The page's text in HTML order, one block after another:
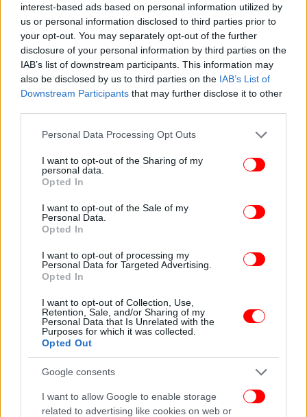
interest-based ads based on personal information utilized by
us or personal information disclosed to third parties prior to
your opt-out. You may separately opt-out of the further
disclosure of your personal information by third parties on the
IAB’s list of downstream participants. This information may
also be disclosed by us to third parties on the IAB’s List of
Downstream Participants that may further disclose it to other
Please note that this website/app uses one or more Google
not limited to your visit or usage behaviour. You may click to
grant or deny consent to Google and its third-party tags to
use your data for below specified purposes in below Google
consent section.
Personal Data Processing Opt Outs
I want to opt-out of the Sharing of my
personal data.
Opted In
I want to opt-out of the Sale of my
Personal Data.
Opted In
I want to opt-out of processing my
Personal Data for Targeted Advertising.
Opted In
I want to opt-out of Collection, Use,
Retention, Sale, and/or Sharing of my
Personal Data that Is Unrelated with the
Purposes for which it was collected.
Opted Out
Google consents
I want to allow Google to enable storage
related to advertising like cookies on web or
Λωρίδες φωτός στη βάση της διαδρομής της
γέφυρας δημιουργούν ένα εφέ λάμψης στη λίμνη το
βράδυ, συμπληρούμενες από φώτα στη βάση των
των κιγκλιδωμάτων. Φώτα, στρατηγικά
τοποθετημένα στο πάτωμα της παιδικής χαράς
μέσα στο περίπτερο, δημιουργούν σκιές και
αντανακλάσεις.